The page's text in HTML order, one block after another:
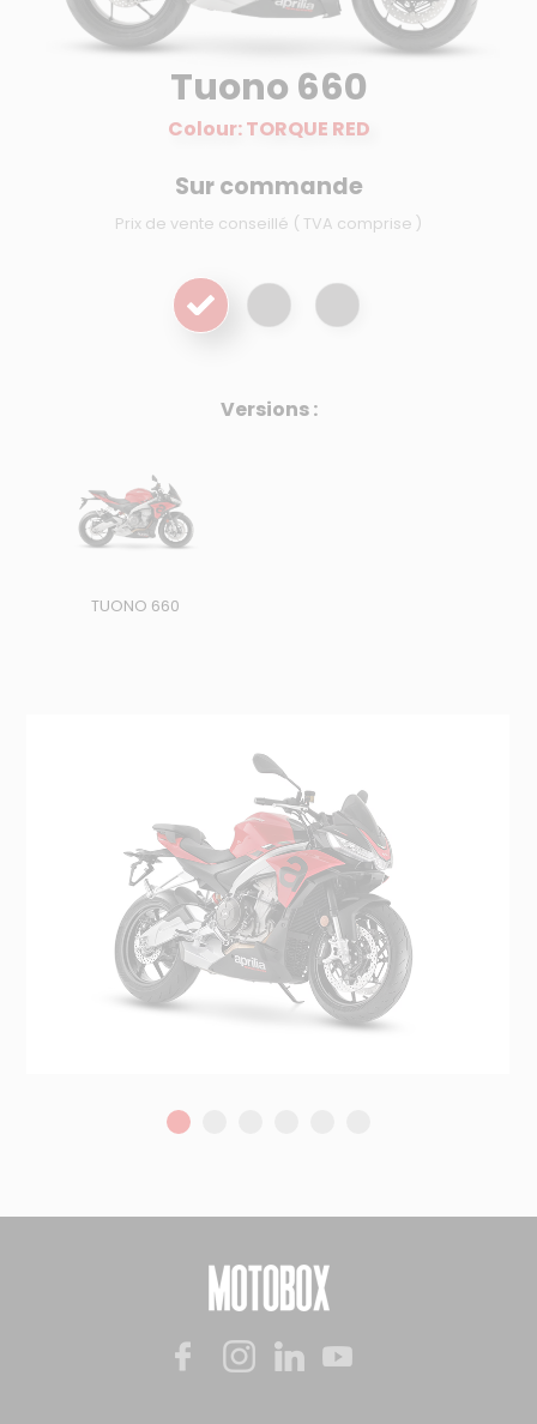
Tuono 660
Colour: TORQUE RED
Sur commande
Prix de vente conseillé ( TVA comprise )
Versions :
TUONO 660